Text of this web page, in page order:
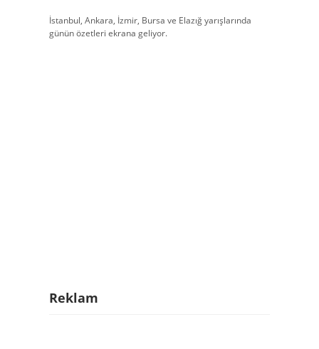
İstanbul, Ankara, İzmir, Bursa ve Elazığ yarışlarında
günün özetleri ekrana geliyor.
Reklam